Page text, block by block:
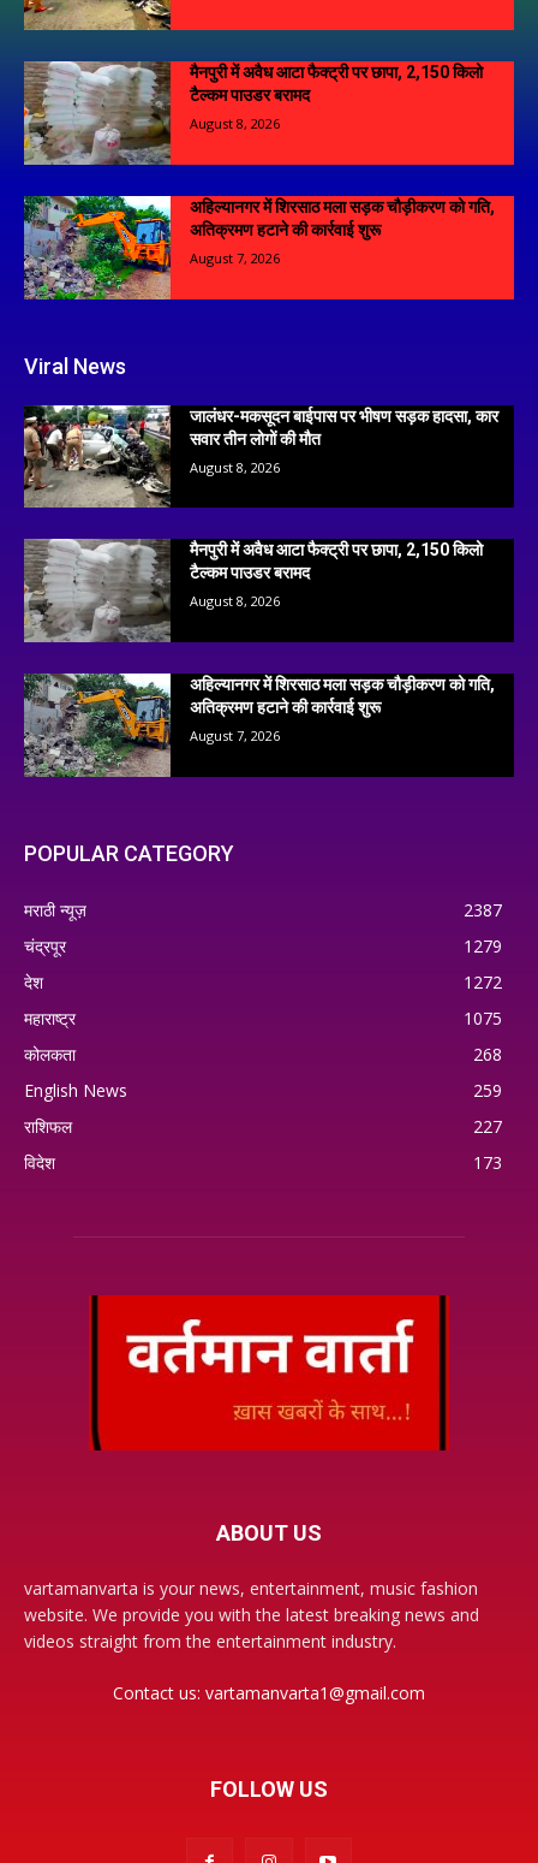
मैनपुरी में अवैध आटा फैक्ट्री पर छापा, 2,150 किलो
टैल्कम पाउडर बरामद
August 8, 2026
अहिल्यानगर में शिरसाठ मला सड़क चौड़ीकरण को गति,
अतिक्रमण हटाने की कार्रवाई शुरू
August 7, 2026
Viral News
जालंधर-मकसूदन बाईपास पर भीषण सड़क हादसा, कार
सवार तीन लोगों की मौत
August 8, 2026
मैनपुरी में अवैध आटा फैक्ट्री पर छापा, 2,150 किलो
टैल्कम पाउडर बरामद
August 8, 2026
अहिल्यानगर में शिरसाठ मला सड़क चौड़ीकरण को गति,
अतिक्रमण हटाने की कार्रवाई शुरू
August 7, 2026
POPULAR CATEGORY
मराठी न्यूज़
2387
चंद्रपूर
1279
देश
1272
महाराष्ट्र
1075
कोलकता
268
English News
259
राशिफल
227
विदेश
173
ABOUT US
vartamanvarta is your news, entertainment, music fashion
website. We provide you with the latest breaking news and
videos straight from the entertainment industry.
Contact us: vartamanvarta1@gmail.com
FOLLOW US